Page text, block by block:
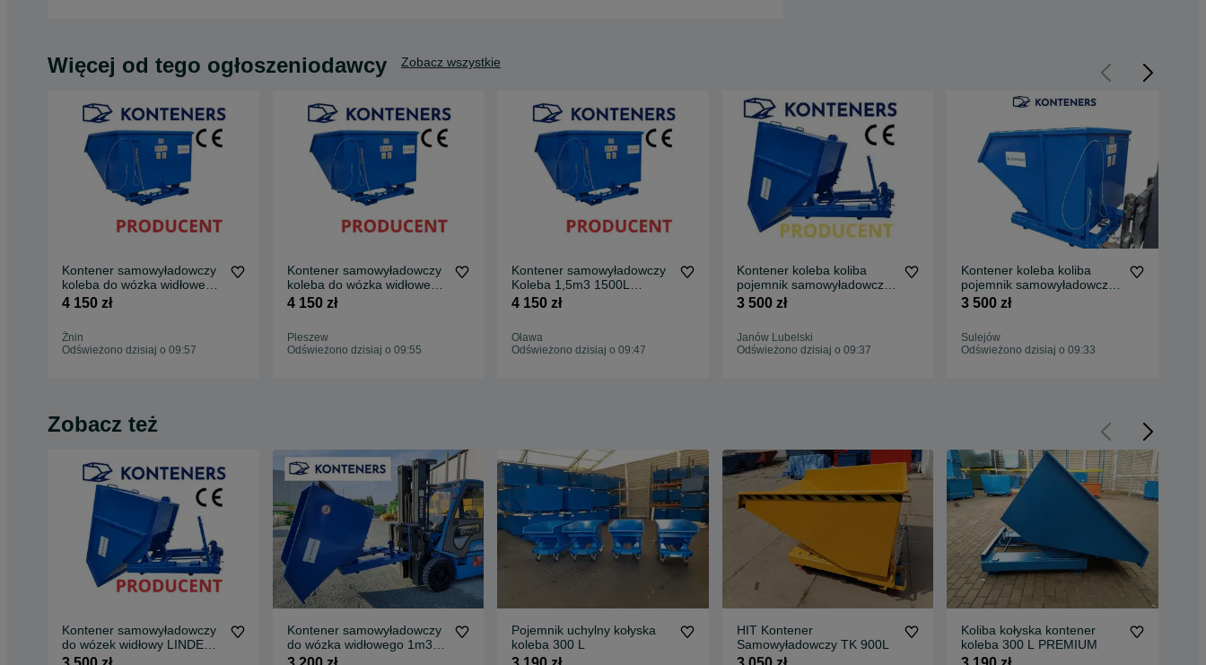
Więcej od tego ogłoszeniodawcy Zobacz wszystkie
Kontener samowyładowczy
koleba do wózka widłowego
1,5m3 złom, odpady
4 150 zł
Żnin
Odświeżono dzisiaj o 09:57
Kontener samowyładowczy
koleba do wózka widłowego
1,5m3 złom, odpady
4 150 zł
Pleszew
Odświeżono dzisiaj o 09:55
Kontener samowyładowczy
Koleba 1,5m3 1500L
piasek/beton/gruz/drewno/
4 150 zł
Oława
Odświeżono dzisiaj o 09:47
Kontener koleba koliba
pojemnik samowyładowczy
1m3
3 500 zł
Janów Lubelski
Odświeżono dzisiaj o 09:37
Kontener koleba koliba
pojemnik samowyładowczy
1m3
3 500 zł
Sulejów
Odświeżono dzisiaj o 09:33
Zobacz też
Kontener samowyładowczy
do wózek widłowy LINDE
1m3 pojemnik metalowy
Kontener samowyładowczy
do wózka widłowego 1m3 /
ZŁOM/ TROCINY/
Pojemnik uchylny kołyska
koleba 300 L
HIT Kontener
Samowyładowczy TK 900L
Koliba kołyska kontener
koleba 300 L PREMIUM